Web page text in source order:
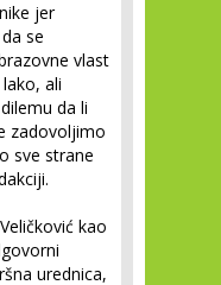
jer
se
vlast
ali
da li
zadovoljimo
sve strane
kao
urednica,